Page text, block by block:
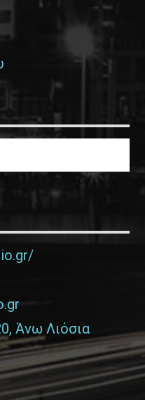
Άνω Λιόσια